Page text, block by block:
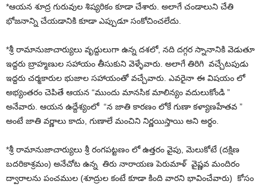
*ఆయన శూద్ర గురువుల శిష్యరికం కూడా చేశారు. అలాగే చండాలుని చేతి
భోజనాన్ని చేయడానికి కూడా ఎప్పుడూ సంకోచించలేదు.
*శ్రీ రామానుజాచార్యులు వృద్దులుగా ఉన్న దశలో, నది దగ్గర స్నానానికి వెడుతూ
ఇద్దరు బ్రాహ్మణుల సహాయం తీసుకుని వెళ్ళేవారు. అలాగే తిరిగి వచ్చేటపుడు
ఇద్దరు చర్మకారుల భుజాల సహాయంతో వచ్చేవారు. ఎవరైనా ఈ విషయం లో
అభ్యంతరం చెపితే ఆయన “ముందు మానసిక మాలిన్యం వదులుకోండి ”
అనేవారు. ఆయన ఉద్దేశ్యంలో “న జాతి కారణం లోకే గుణా కళ్యాణహేతవ ”
అంటే జాతి వర్ణాలు కాదు, గుణాలే మంచిని నిర్ణయిస్తాయి అని అర్థం.
*శ్రీ రామానుజాచార్యులు శ్రీ రంగపట్టణం లో ఉత్తరం వైపు, మెలుకోటే (దక్షిణ
బదరికాశ్రమం) అనేచోట ఉన్న తిరు నారాయణ పెరుమాళ్ వైష్ణవ మందిరం
ద్వారాలను పంచముల (శూద్రుల కంటే కూడా కింది వారని భావించేవారు) కోసం